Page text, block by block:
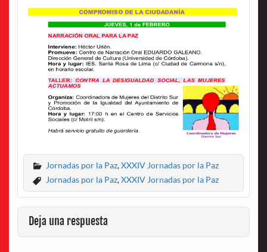
Jornadas por la Paz,XXXIV Jornadas por la Paz
Jornadas por la Paz,XXXIV Jornadas por la Paz
Deja una respuesta